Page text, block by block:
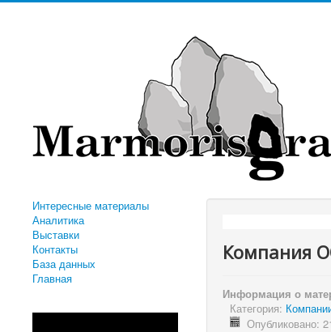
Интересные материалы
Аналитика
Выставки
Контакты
База данных
Главная
Компания
Информация о
Категория:
Опубликовано: